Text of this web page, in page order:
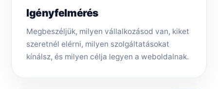
Igényfelmérés
Megbeszéljük, milyen vállalkozásod van, kiket
szeretnél elérni, milyen szolgáltatásokat
kínálsz, és milyen célja legyen a weboldalnak.